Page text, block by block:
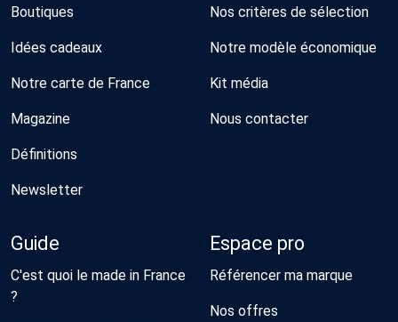
Boutiques
Idées cadeaux
Notre carte de France
Magazine
Définitions
Newsletter
Nos critères de sélection
Notre modèle économique
Kit média
Nous contacter
Guide
C'est quoi le made in France
?
Espace pro
Référencer ma marque
Nos offres